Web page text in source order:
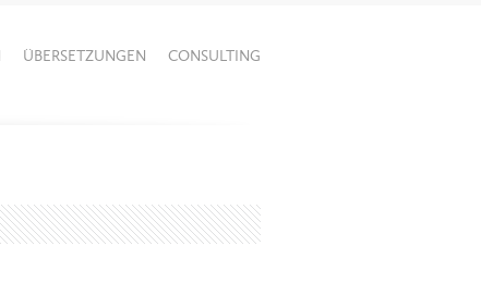
ÜBERSETZUNGEN CONSULTING